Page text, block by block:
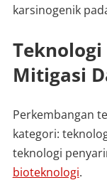
karsinogenik
Mitigasi
Perkembangan
kategori:
teknologi
bioteknologi.